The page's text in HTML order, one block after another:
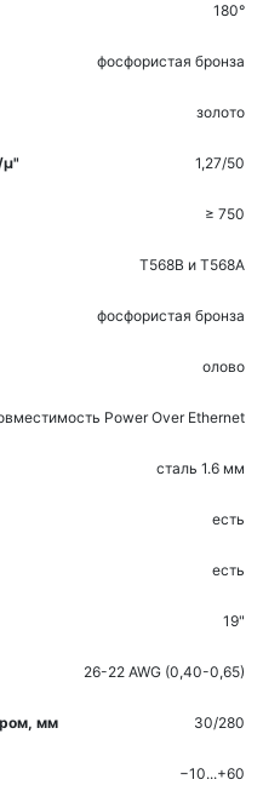
180°
фосфористая бронза
золото
µ" 1,27/50
≥ 750
T568B и T568A
фосфористая бронза
олово
Power Over Ethernet
сталь 1.6 мм
есть
есть
19"
26-22 AWG (0,40-0,65)
мм 30/280
−10...+60